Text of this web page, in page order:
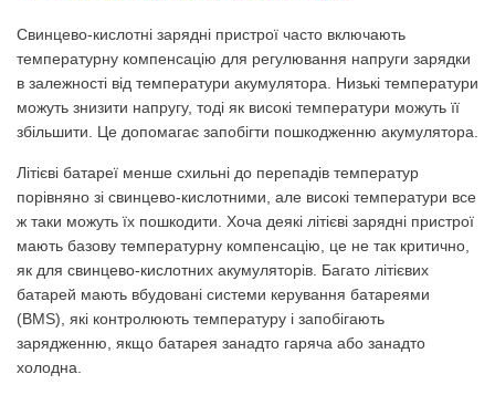
Свинцево-кислотні зарядні пристрої часто включають
температурну компенсацію для регулювання напруги зарядки
в залежності від температури акумулятора. Низькі температури
можуть знизити напругу, тоді як високі температури можуть її
збільшити. Це допомагає запобігти пошкодженню акумулятора.
Літієві батареї менше схильні до перепадів температур
порівняно зі свинцево-кислотними, але високі температури все
ж таки можуть їх пошкодити. Хоча деякі літієві зарядні пристрої
мають базову температурну компенсацію, це не так критично,
як для свинцево-кислотних акумуляторів. Багато літієвих
батарей мають вбудовані системи керування батареями
(BMS), які контролюють температуру і запобігають
зарядженню, якщо батарея занадто гаряча або занадто
холодна.